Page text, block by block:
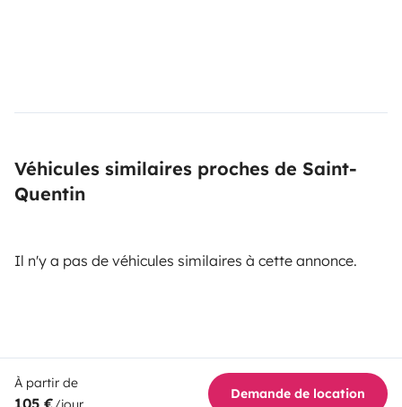
Véhicules similaires proches de Saint-
Quentin
Il n'y a pas de véhicules similaires à cette annonce.
À partir de
105 €
Demande de location